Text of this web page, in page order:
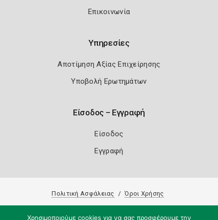
Επικοινωνία
Υπηρεσίες
Αποτίμηση Αξίας Επιχείρησης
Υποβολή Ερωτημάτων
Είσοδος – Εγγραφή
Είσοδος
Εγγραφή
Πολιτική Ασφάλειας Όροι Χρήσης
Χρησιμοποιούμε cookies για να σας προσφέρουμε την